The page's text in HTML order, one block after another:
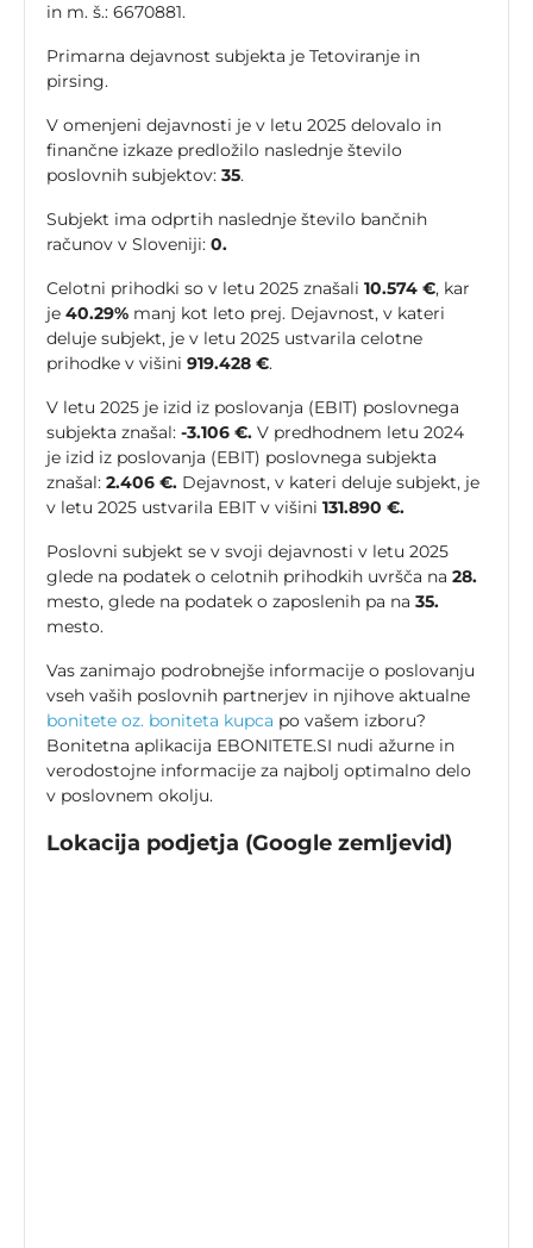
in m. š.: 6670881.
Primarna dejavnost subjekta je Tetoviranje in
pirsing.
V omenjeni dejavnosti je v letu 2025 delovalo in
finančne izkaze predložilo naslednje število
poslovnih subjektov: 35.
Subjekt ima odprtih naslednje število bančnih
računov v Sloveniji: 0.
Celotni prihodki so v letu 2025 znašali 10.574 €, kar
je 40.29% manj kot leto prej. Dejavnost, v kateri
deluje subjekt, je v letu 2025 ustvarila celotne
prihodke v višini 919.428 €.
V letu 2025 je izid iz poslovanja (EBIT) poslovnega
subjekta znašal: -3.106 €. V predhodnem letu 2024
je izid iz poslovanja (EBIT) poslovnega subjekta
znašal: 2.406 €. Dejavnost, v kateri deluje subjekt, je
v letu 2025 ustvarila EBIT v višini 131.890 €.
Poslovni subjekt se v svoji dejavnosti v letu 2025
glede na podatek o celotnih prihodkih uvršča na 28.
mesto, glede na podatek o zaposlenih pa na 35.
mesto.
Vas zanimajo podrobnejše informacije o poslovanju
vseh vaših poslovnih partnerjev in njihove aktualne
bonitete oz. boniteta kupca po vašem izboru?
Bonitetna aplikacija EBONITETE.SI nudi ažurne in
verodostojne informacije za najbolj optimalno delo
v poslovnem okolju.
Lokacija podjetja (Google zemljevid)